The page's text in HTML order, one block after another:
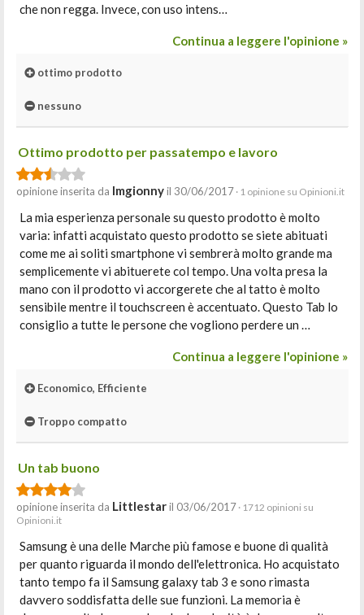
che non regga. Invece, con uso intens…
Continua a leggere l'opinione »
ottimo prodotto
nessuno
Ottimo prodotto per passatempo e lavoro
opinione inserita da Imgionnyil 30/06/2017 · 1 opinione su Opinioni.it
La mia esperienza personale su questo prodotto è molto
varia: infatti acquistato questo prodotto se siete abituati
come me ai soliti smartphone vi sembrerà molto grande ma
semplicemente vi abituerete col tempo. Una volta presa la
mano con il prodotto vi accorgerete che al tatto è molto
sensibile mentre il touchscreen è accentuato. Questo Tab lo
consiglio a tutte le persone che vogliono perdere un …
Continua a leggere l'opinione »
Economico, Efficiente
Troppo compatto
Un tab buono
opinione inserita da Littlestaril 03/06/2017 · 1712 opinioni su
Opinioni.it
Samsung è una delle Marche più famose e buone di qualità
per quanto riguarda il mondo dell'elettronica. Ho acquistato
tanto tempo fa il Samsung galaxy tab 3 e sono rimasta
davvero soddisfatta delle sue funzioni. La memoria è